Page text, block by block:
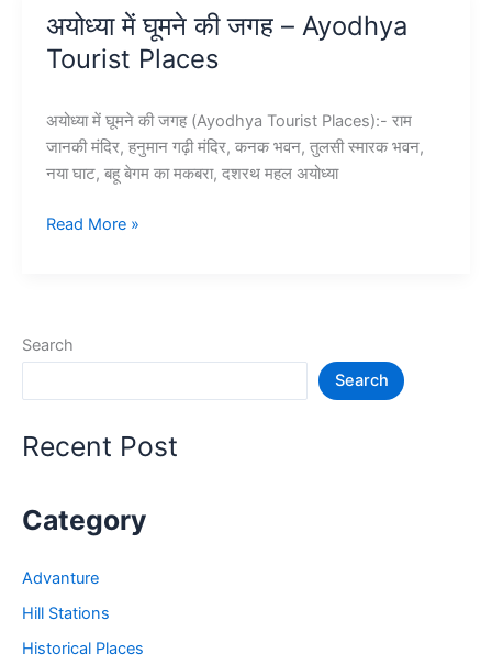
अयोध्या में घूमने की जगह – Ayodhya
Tourist Places
अयोध्या में घूमने की जगह (Ayodhya Tourist Places):- राम
जानकी मंदिर, हनुमान गढ़ी मंदिर, कनक भवन, तुलसी स्मारक भवन,
नया घाट, बहू बेगम का मकबरा, दशरथ महल अयोध्या
अयोध्या
–
Read More »
Search
Search
Recent Post
Category
Advanture
Hill Stations
Historical Places